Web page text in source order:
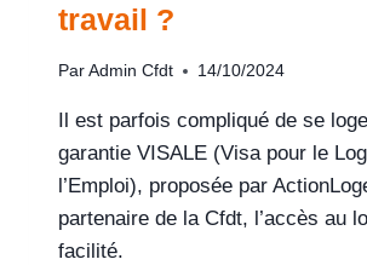
travail ?
Par Admin Cfdt 14/10/2024
Il est parfois compliqué de se
garantie VISALE (Visa pour le
l’Emploi), proposée par
partenaire de la Cfdt, l’accès au
facilité.